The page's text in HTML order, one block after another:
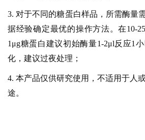
3. 对于不同的糖蛋白样品，所需酶量
据经验确定最优的操作方法。在10-
1μg糖蛋白建议初始酶量1-2μl反应1
化，建议过夜处理；
4. 本产品仅供研究使用，不适用于人
途。